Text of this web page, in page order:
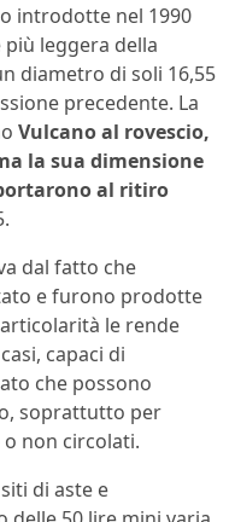
introdotte nel 1990
leggera della
diametro di soli 16,55
precedente. La
Vulcano al rovescio,
la sua dimensione
al ritiro
dal fatto che
e furono prodotte
le rende
capaci di
che possono
soprattutto per
non circolati.
di aste e